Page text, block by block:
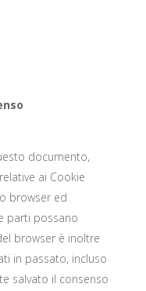
documento,
ai Cookie
browser ed
parti possano
browser è inoltre
in passato, incluso
salvato il consenso